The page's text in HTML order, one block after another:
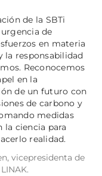
de la SBTi
de
en materia
la responsabilidad
Reconocemos
en la
de un futuro con
de carbono y
medidas
la ciencia para
realidad.
vicepresidenta de